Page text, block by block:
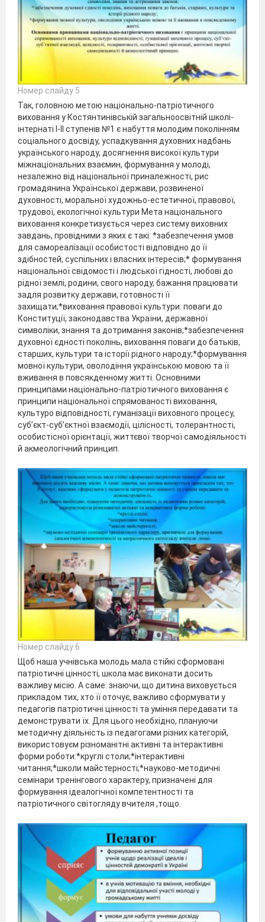
Номер слайду 5
Так, головною метою національно-патріотичного
виховання у Костянтинівській загальноосвітній школі-
інтернаті І-ІІ ступенів №1 є набуття молодим поколінням
соціального досвіду, успадкування духовних надбань
українського народу, досягнення високої культури
міжнаціональних взаємин, формування у молоді,
незалежно від національної приналежності, рис
громадянина Української держави, розвиненої
духовності, моральної художньо-естетичної, правової,
трудової, екологічної культури Мета національного
виховання конкретизується через систему виховних
завдань, провідними з яких є такі: *забезпечення умов
для самореалізації особистості відповідно до її
здібностей, суспільних і власних інтересів;* формування
національної свідомості і людської гідності, любові до
рідної землі, родини, свого народу, бажання працювати
задля розвитку держави, готовності її
захищати;*виховання правової культури: поваги до
Конституції, законодавства України, державної
символіки, знання та дотримання законів;*забезпечення
духовної єдності поколінь, виховання поваги до батьків,
старших, культури та історії рідного народу;*формування
мовної культури, оволодіння українською мовою та її
вживання в повсякденному житті. Основними
принципами національно-патріотичного виховання є
принципи національної спрямованості виховання,
культуро відповідності, гуманізації виховного процесу,
суб’єкт-суб’єктної взаємодії, цілісності, толерантності,
особистісної орієнтації, життєвої творчої самодіяльності
й акмеологічний принцип.
Номер слайду 6
Щоб наша учнівська молодь мала стійкі сформовані
патріотичні цінності, школа має виконати досить
важливу місію. А саме: знаючи, що дитина виховується
прикладом тих, хто її оточує, важливо сформувати у
педагогів патріотичні цінності та уміння передавати та
демонструвати їх. Для цього необхідно, плануючи
методичну діяльність із педагогами різних категорій,
використовуєм різноманітні активні та інтерактивні
форми роботи:*круглі столи;*інтерактивні
читання;*школи майстерності;*науково-методичні
семінари тренінгового характеру, призначені для
формування ідеалогічної компетентності та
патріотичного світогляду вчителя ,тощо.